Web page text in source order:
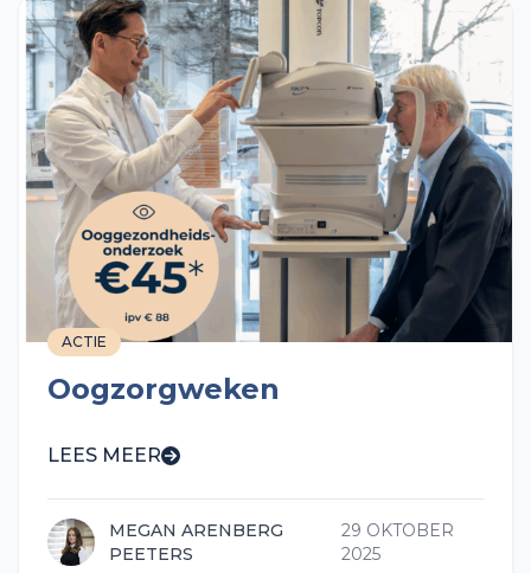
ACTIE
Oogzorgweken
LEES MEER
MEGAN ARENBERG
PEETERS
29 OKTOBER
2025